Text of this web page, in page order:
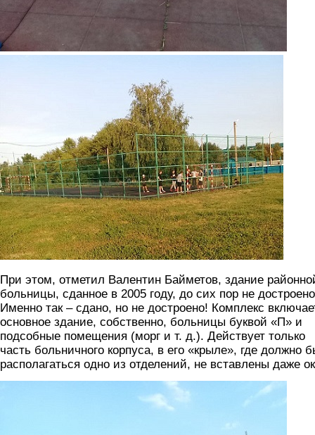
При этом, отметил Валентин Байметов, здание
больницы, сданное в 2005 году, до сих пор не
Именно так – сдано, но не достроено! Комплекс
основное здание, собственно, больницы буквой «П» и
подсобные помещения (морг и т. д.). Действует только
часть больничного корпуса, в его «крыле», где должно
располагаться одно из отделений, не вставлены даже